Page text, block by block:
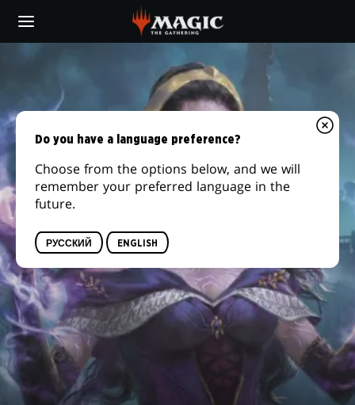
main
content
Do you have a language preference?
Choose from the options below, and we will
remember your preferred language in the
future.
РУССКИЙ ENGLISH